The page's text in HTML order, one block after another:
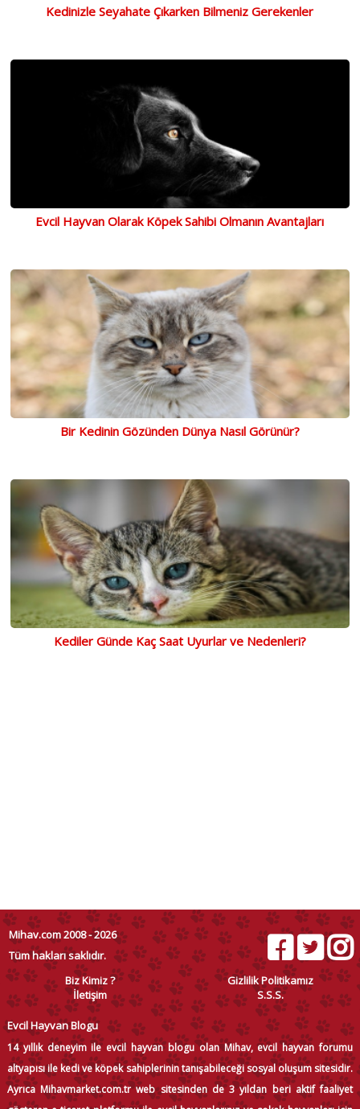
Kedinizle Seyahate Çıkarken Bilmeniz Gerekenler
Evcil Hayvan Olarak Köpek Sahibi Olmanın Avantajları
Bir Kedinin Gözünden Dünya Nasıl Görünür?
Kediler Günde Kaç Saat Uyurlar ve Nedenleri?
Mihav.com 2008 - 2026
Tüm hakları saklıdır.
Biz Kimiz ?
Gizlilik Politikamız
İletişim
S.S.S.
Evcil Hayvan Blogu
14 yıllık deneyim ile evcil hayvan blogu olan Mihav, evcil hayvan forumu
altyapısı ile kedi ve köpek sahiplerinin tanışabileceği sosyal oluşum sitesidir.
Ayrıca Mihavmarket.com.tr web sitesinden de 3 yıldan beri aktif faaliyet